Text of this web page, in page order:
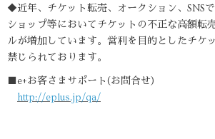
◆近年、チケット転売、オークション、SNS
ショップ等においてチケットの不正な高額転
ルが増加しています。営利を目的としたチケ
禁じられております。
■e+お客さまサポート(お問合せ)
http://eplus.jp/qa/